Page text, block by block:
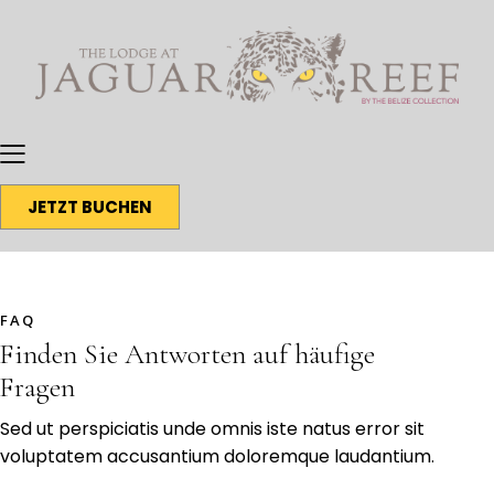
JETZT BUCHEN
FAQ
Finden Sie Antworten auf häufige
Fragen
Sed ut perspiciatis unde omnis iste natus error sit
voluptatem accusantium doloremque laudantium.